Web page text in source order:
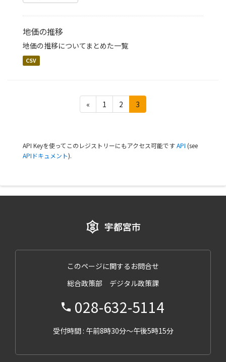
地価の推移
地価の推移についてまとめた一覧
CSV
« 1 2 3
API Keyを使ってこのレジストリーにもアクセス可能ですAPI (see
APIドキュメント).
このページに関するお問合せ
総合政策部 デジタル政策課
028-632-5114
受付時間 : 午前8時30分～午後5時15分